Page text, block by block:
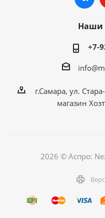
Наши
+7-
г.Самара, ул.
магазин
2026 © Аспро: